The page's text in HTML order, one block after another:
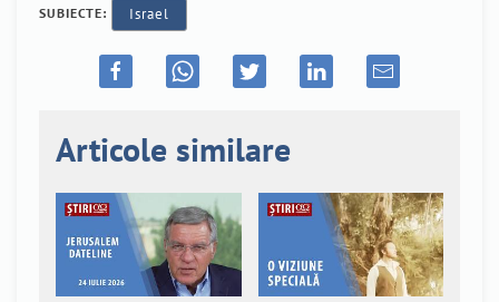
SUBIECTE: Israel
Articole similare